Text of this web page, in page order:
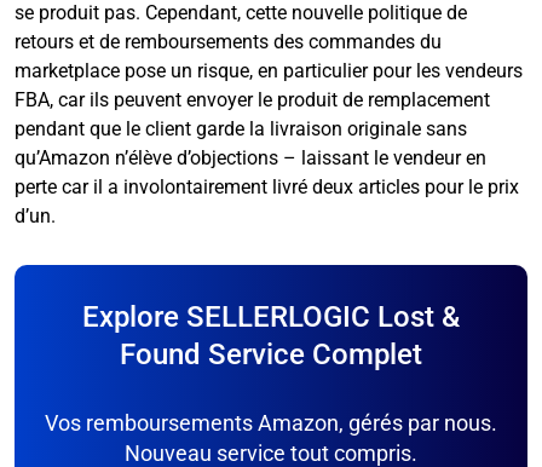
se produit pas. Cependant, cette nouvelle politique de
retours et de remboursements des commandes du
marketplace pose un risque, en particulier pour les vendeurs
FBA, car ils peuvent envoyer le produit de remplacement
pendant que le client garde la livraison originale sans
qu’Amazon n’élève d’objections – laissant le vendeur en
perte car il a involontairement livré deux articles pour le prix
d’un.
Explore SELLERLOGIC Lost &
Found Service Complet
Vos remboursements Amazon, gérés par nous.
Nouveau service tout compris.